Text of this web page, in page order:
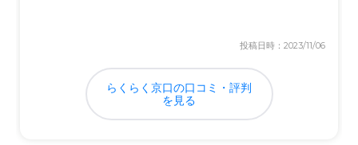
田舎なので、自家用車がないとアクセスは不便。本人は外
に出歩くことはないので、不便は感じていないようです。
投稿日時：2023/11/06
らくらく京口の口コミ・評判
を見る